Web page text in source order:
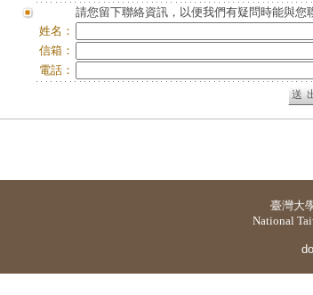
請您留下聯絡資訊，以便我們有疑問時能與
姓名：
信箱：
電話：
臺灣大
National